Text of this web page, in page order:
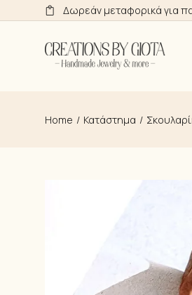
to
content
Δωρεάν μεταφορικά για
Home Κατάστημα